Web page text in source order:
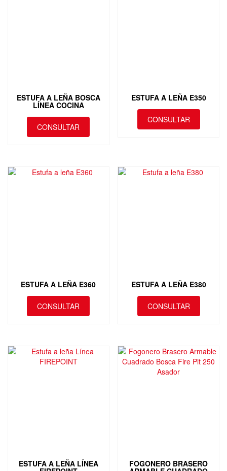
ESTUFA A LEÑA BOSCA
LÍNEA COCINA
CONSULTAR
ESTUFA A LEÑA E350
CONSULTAR
ESTUFA A LEÑA E360
CONSULTAR
ESTUFA A LEÑA E380
CONSULTAR
ESTUFA A LEÑA LÍNEA FOGONERO BRASERO